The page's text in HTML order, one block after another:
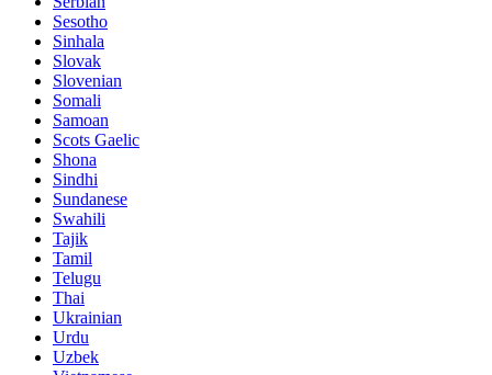
Sesotho
Sinhala
Slovak
Slovenian
Somali
Samoan
Scots Gaelic
Shona
Sindhi
Sundanese
Swahili
Tajik
Tamil
Telugu
Thai
Ukrainian
Urdu
Uzbek